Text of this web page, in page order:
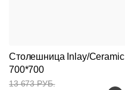
Столешница Inlay/Ceramic
700*700
13 673 РУБ.